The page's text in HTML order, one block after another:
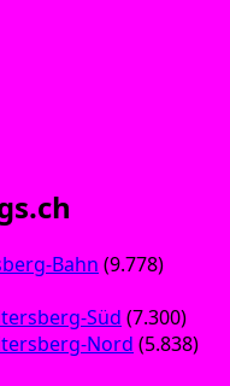
Bahn (9.778)
Süd (7.300)
Nord (5.838)